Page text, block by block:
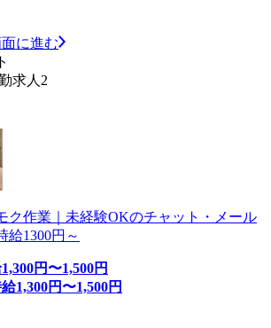
に進む
求人2
ク作業｜未経験OKのチャット・メール
給1300円～
1,300円〜1,500円
給1,300円〜1,500円